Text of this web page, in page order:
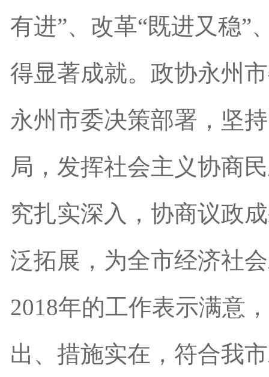
有进”、改革“既进又稳”
得显著成就。政协永州
永州市委决策部署，坚
局，发挥社会主义协商
究扎实深入，协商议政
泛拓展，为全市经济社
2018年的工作表示满意
出、措施实在，符合我